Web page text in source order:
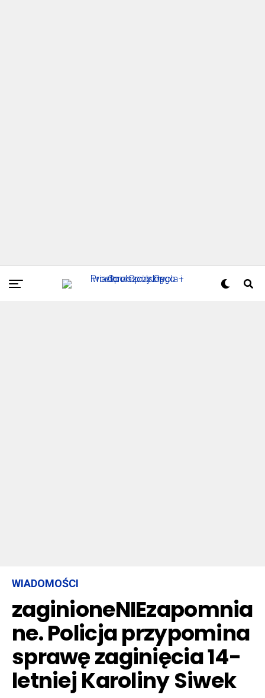
WIADOMOŚCI
zaginioneNIEzapomnia
ne. Policja przypomina
sprawę zaginięcia 14-
letniej Karoliny Siwek